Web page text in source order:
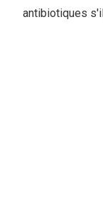
antibiotiques